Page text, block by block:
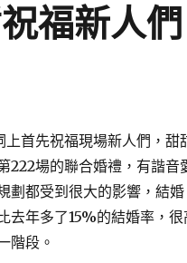
福新人們
首先祝福現場新人們，甜
222場的聯合婚禮，有諧音
劃都受到很大的影響，結婚
去年多了15%的結婚率，很
階段。